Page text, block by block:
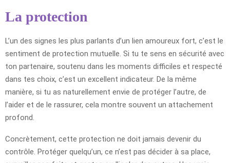
La protection
L’un des signes les plus parlants d’un lien amoureux fort, c’est le
sentiment de protection mutuelle. Si tu te sens en sécurité avec
ton partenaire, soutenu dans les moments difficiles et respecté
dans tes choix, c’est un excellent indicateur. De la même
manière, si tu as naturellement envie de protéger l’autre, de
l’aider et de le rassurer, cela montre souvent un attachement
profond.
Concrètement, cette protection ne doit jamais devenir du
contrôle. Protéger quelqu’un, ce n’est pas décider à sa place,